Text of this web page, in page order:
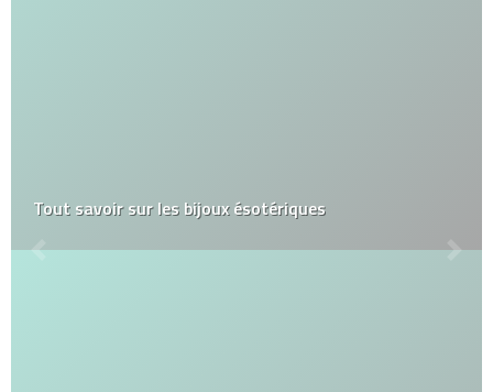
Tout savoir sur les bijoux ésotériques